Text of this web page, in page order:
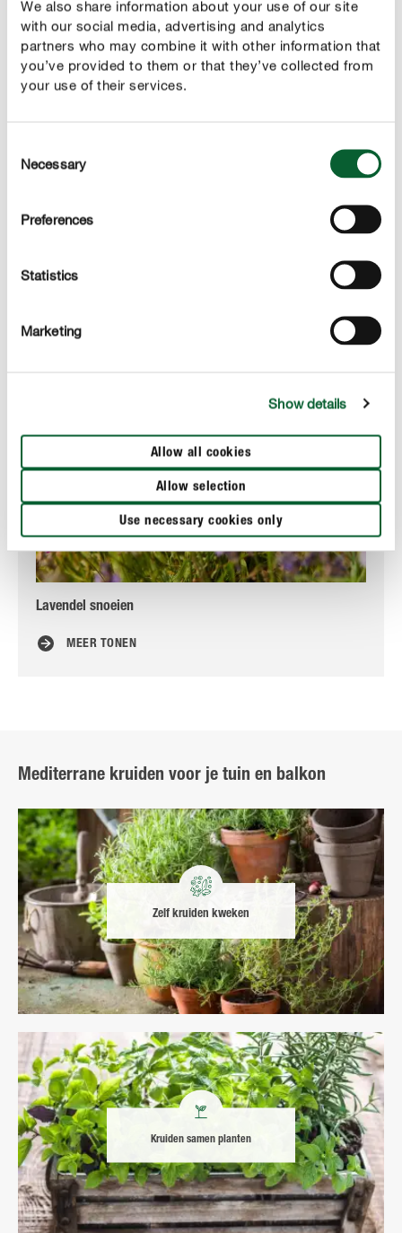
We also share information about your use of our site
with our social media, advertising and analytics
partners who may combine it with other information that
you’ve provided to them or that they’ve collected from
your use of their services.
Selection
Necessary
Preferences
Statistics
Marketing
Show details
Allow all cookies
Allow selection
Use necessary cookies only
Inspiratie voor een mediterraan terras
Met kleurrijke bloemen, heerlijk geurende planten of
kleine mediterrane bomen kun je gemakkelijk een
doen!
Meer tips voor de verzorging van je mediterrane planten
Lavendel snoeien
MEER TONEN
Mediterrane kruiden voor je tuin en balkon
Zelf kruiden kweken
Kruiden samen planten